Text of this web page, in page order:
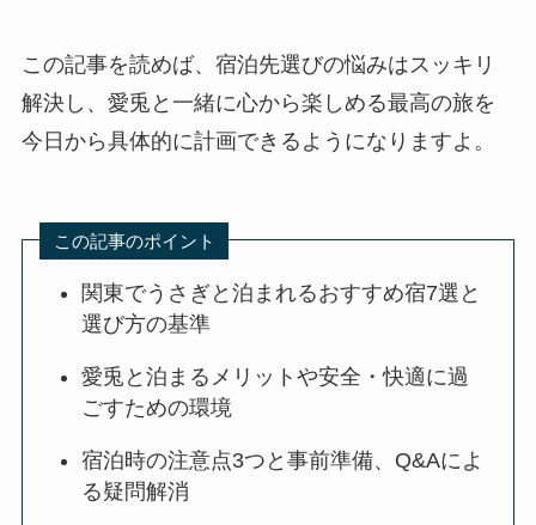
この記事を読めば、宿泊先選びの悩みはスッキリ
解決し、愛兎と一緒に心から楽しめる最高の旅を
今日から具体的に計画できるようになりますよ。
この記事のポイント
関東でうさぎと泊まれるおすすめ宿7選と
選び方の基準
愛兎と泊まるメリットや安全・快適に過
ごすための環境
宿泊時の注意点3つと事前準備、Q&Aによ
る疑問解消